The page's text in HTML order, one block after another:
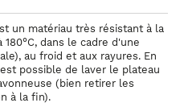
un matériau très résistant à la
dans le cadre d'une
au froid et aux rayures. En
possible de laver le plateau
(bien retirer les
à la fin).